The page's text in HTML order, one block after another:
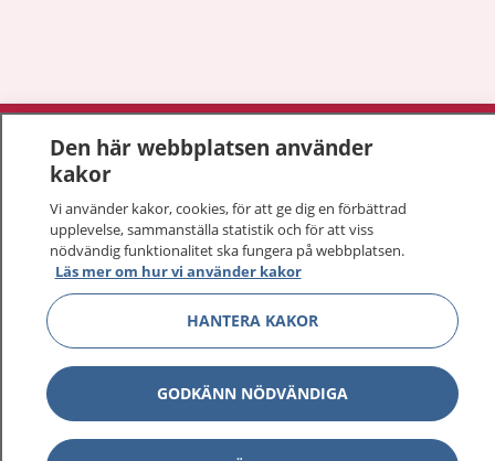
1177 på flera språk
Kontakt
Behandling av personuppgifter
Hantering av kakor
Inställningar för kakor
Den här webbplatsen använder
kakor
Vi använder kakor, cookies, för att ge dig en förbättrad
upplevelse, sammanställa statistik och för att viss
nödvändig funktionalitet ska fungera på webbplatsen.
Läs mer om hur vi använder kakor
HANTERA KAKOR
GODKÄNN NÖDVÄNDIGA